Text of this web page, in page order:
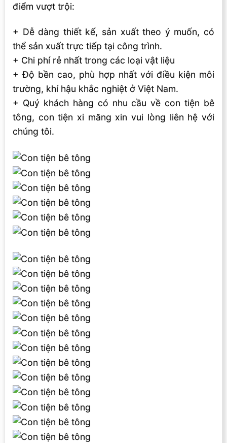
điểm vượt trội:
+ Dễ dàng thiết kế, sản xuất theo ý muốn, có
thể sản xuất trực tiếp tại công trình.
+ Chi phí rẻ nhất trong các loại vật liệu
+ Độ bền cao, phù hợp nhất với điều kiện môi
trường, khí hậu khắc nghiệt ở Việt Nam.
+ Quý khách hàng có nhu cầu về con tiện bê
tông, con tiện xi măng xin vui lòng liên hệ với
chúng tôi.